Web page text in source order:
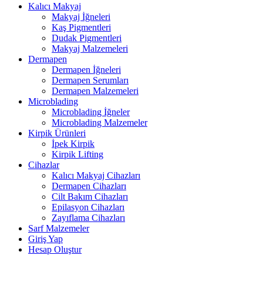
Kalıcı Makyaj
Makyaj İğneleri
Kaş Pigmentleri
Dudak Pigmentleri
Makyaj Malzemeleri
Dermapen
Dermapen İğneleri
Dermapen Serumları
Dermapen Malzemeleri
Microblading
Microblading İğneler
Microblading Malzemeler
Kirpik Ürünleri
İpek Kirpik
Kirpik Lifting
Cihazlar
Kalıcı Makyaj Cihazları
Dermapen Cihazları
Cilt Bakım Cihazları
Epilasyon Cihazları
Zayıflama Cihazları
Sarf Malzemeler
Giriş Yap
Hesap Oluştur